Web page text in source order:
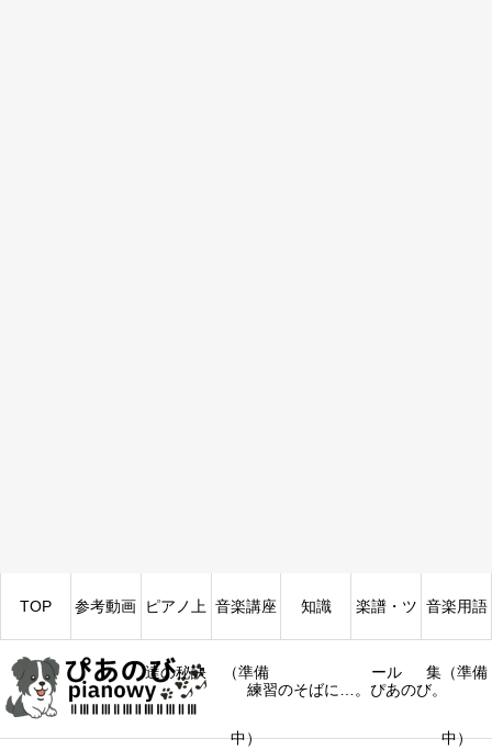
練習のそばに…。ぴあのび。
TOP 参考動画 ピアノ上
達の秘訣
音楽講座
（準備
中）
知識 楽譜・ツ
ール
音楽用語
集（準備
中）